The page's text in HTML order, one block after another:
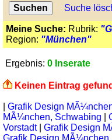
Suche
Meine Suche: Rubrik:
Region: "München"
Ergebnis: 0 Inserate
Keinen Eintrag
Grafik Design
MÃ¼nchen, Schwabing
Vorstadt
Grafik Design
Grafik Design